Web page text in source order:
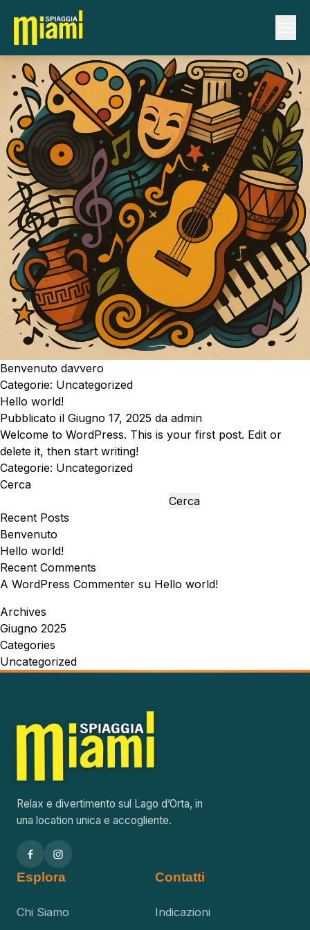
Benvenuto
Pubblicato ilGiugno 25, 2025
Benvenuto davvero
Categorie: Uncategorized
Hello world!
Pubblicato il Giugno 17, 2025 da admin
Welcome to WordPress. This is your first post. Edit or
delete it, then start writing!
Categorie: Uncategorized
Cerca
Cerca
Recent Posts
Benvenuto
Hello world!
Recent Comments
A WordPress Commenter su Hello world!
Archives
Giugno 2025
Categories
Uncategorized
Relax e divertimento sul Lago d’Orta, in
una location unica e accogliente.
Esplora
Chi Siamo
Contatti
Indicazioni